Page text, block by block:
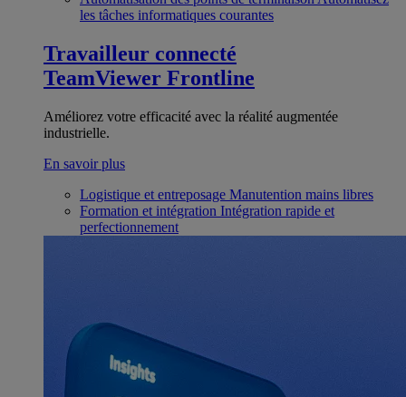
les tâches informatiques courantes
Travailleur connecté
TeamViewer Frontline
Améliorez votre efficacité avec la réalité augmentée
industrielle.
En savoir plus
Logistique et entreposage Manutention mains libres
Formation et intégration Intégration rapide et
perfectionnement